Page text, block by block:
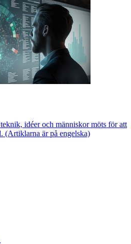
idéer och människor möts för att
(Artiklarna är på engelska)